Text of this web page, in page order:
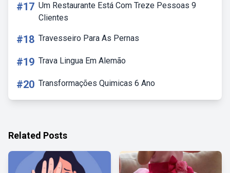
#17 Um Restaurante Está Com Treze Pessoas 9
Clientes
#18 Travesseiro Para As Pernas
#19 Trava Lingua Em Alemão
#20 Transformações Quimicas 6 Ano
Related Posts